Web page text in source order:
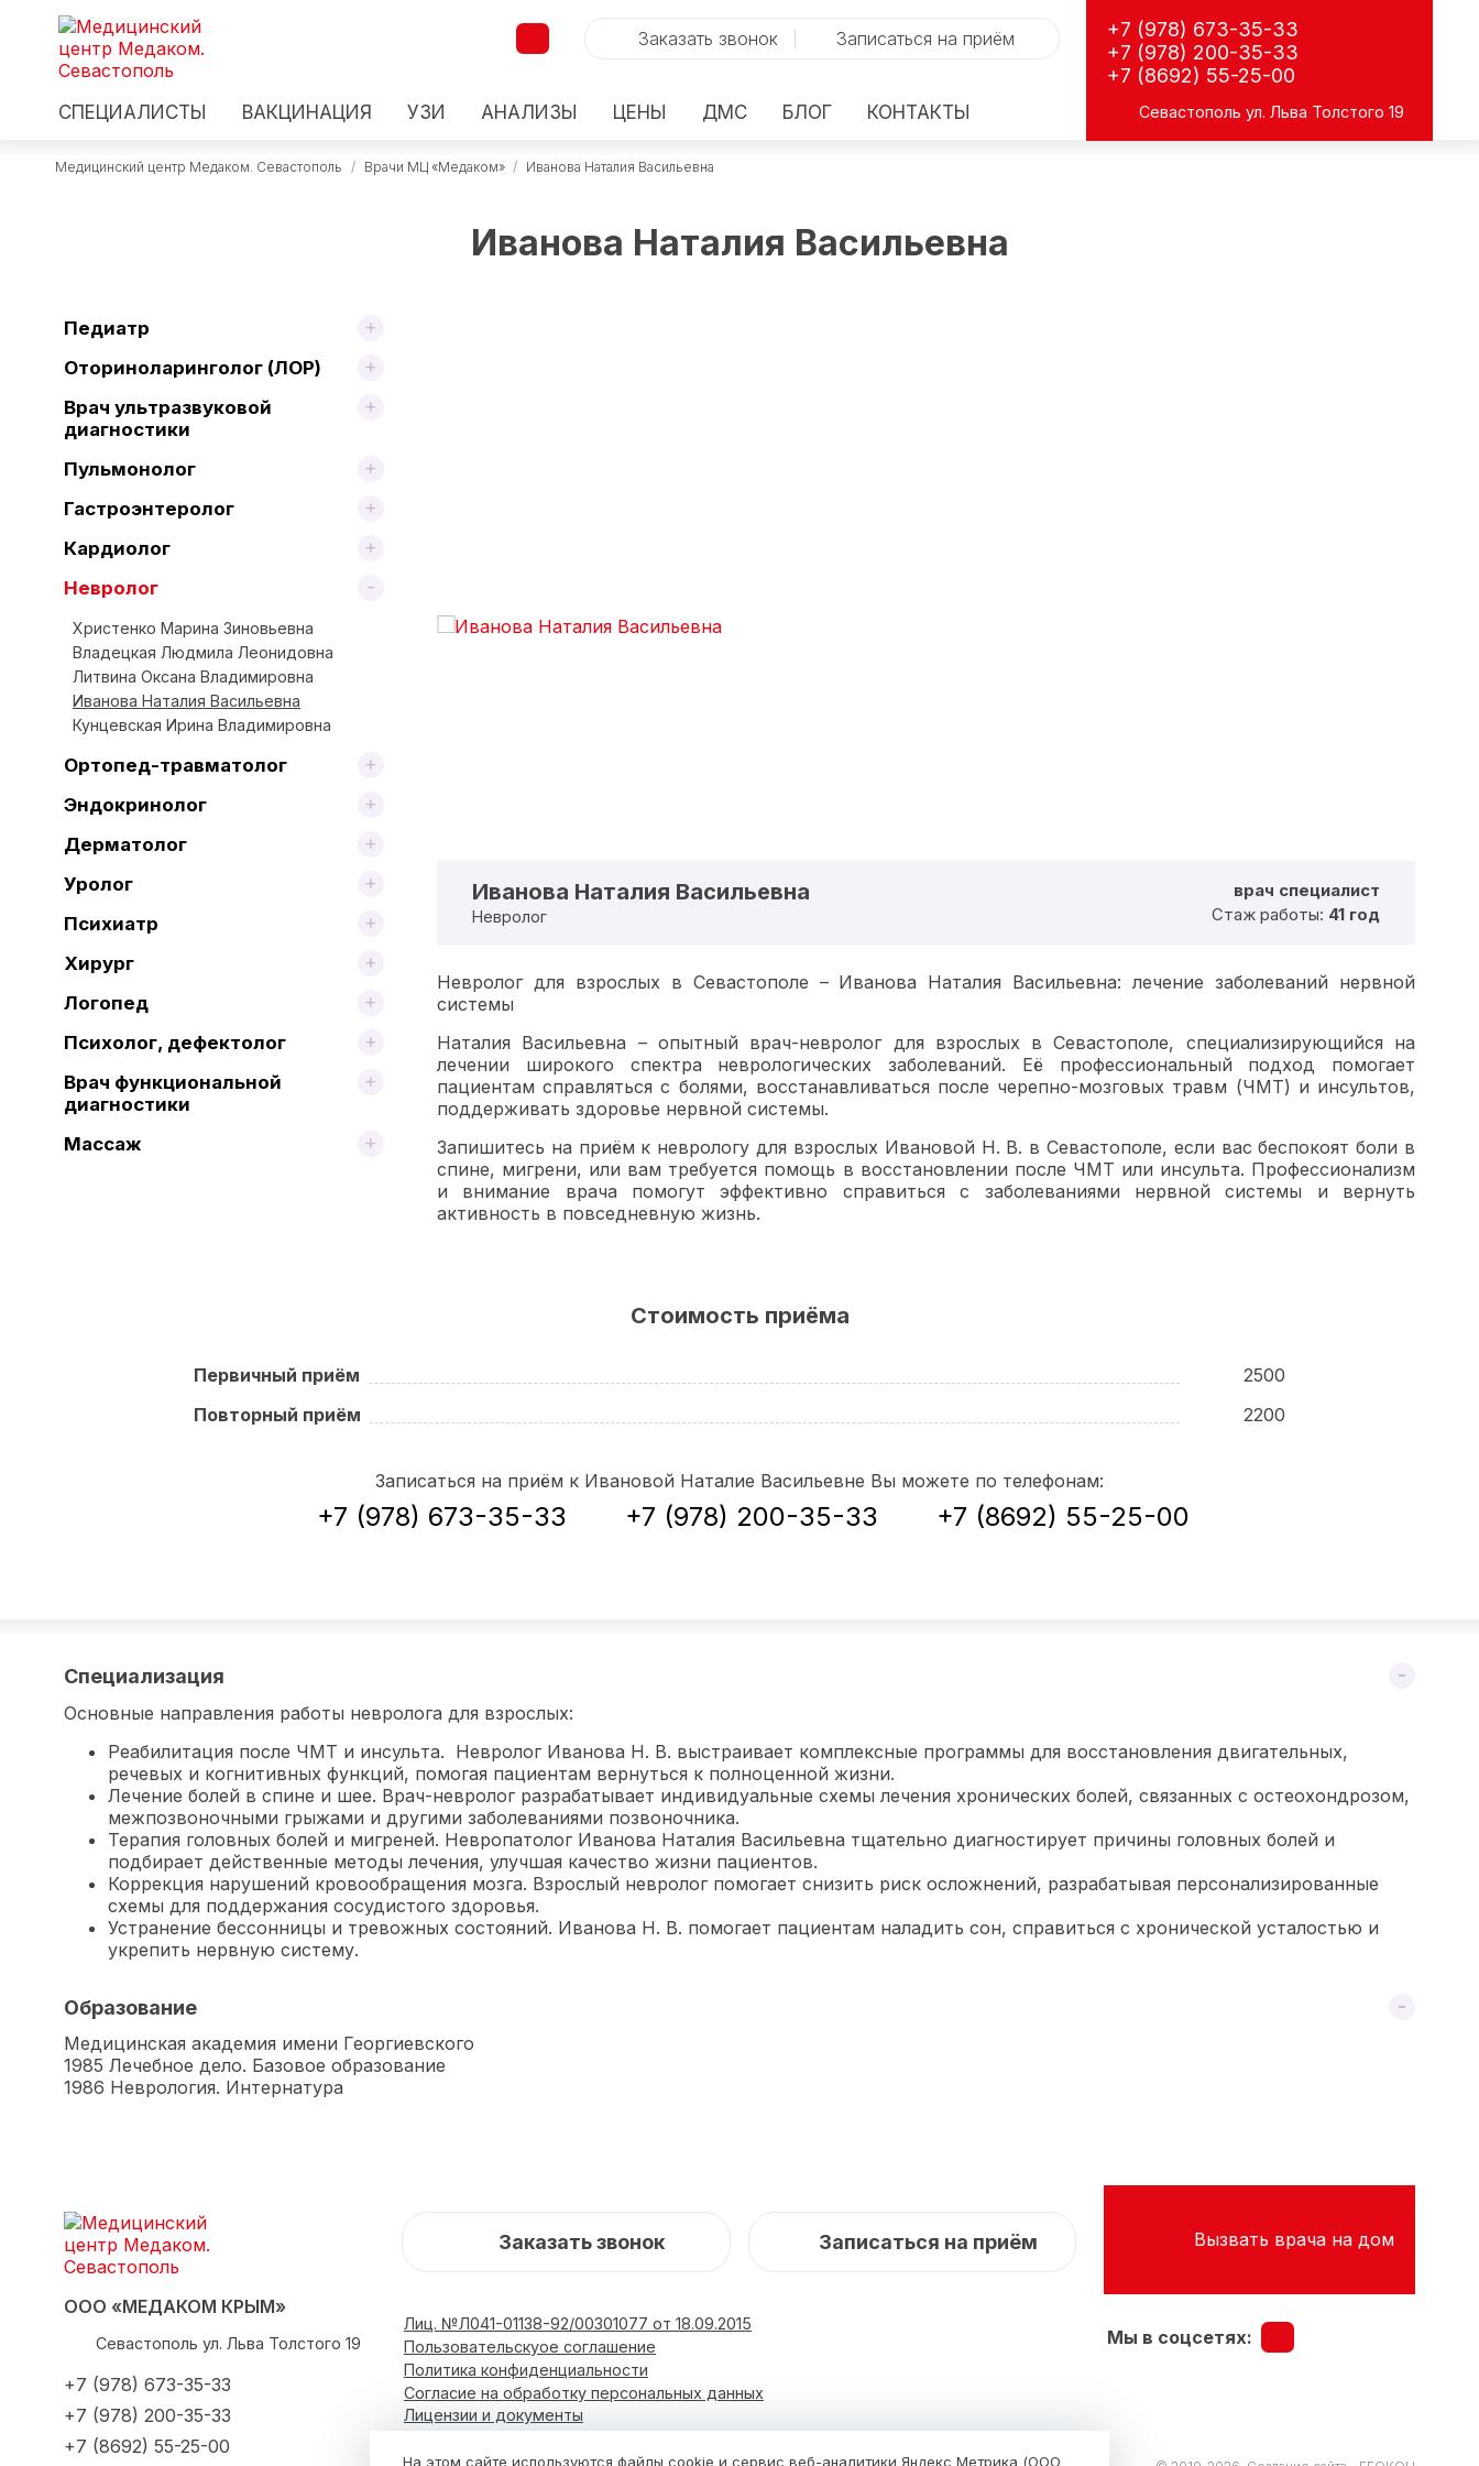
Заказать звонок Записаться на приём
СПЕЦИАЛИСТЫ ВАКЦИНАЦИЯ УЗИ АНАЛИЗЫ ЦЕНЫ ДМС БЛОГ КОНТАКТЫ
+7 (978) 673-35-33
+7 (978) 200-35-33
+7 (8692) 55-25-00
Севастополь ул. Льва Толстого 19
Медицинский центр Медаком. Севастополь / Врачи МЦ «Медаком» / Иванова Наталия Васильевна
Иванова Наталия Васильевна
Педиатр
Оториноларинголог (ЛОР)
Врач ультразвуковой
диагностики
Пульмонолог
Гастроэнтеролог
Кардиолог
Невролог
Христенко Марина Зиновьевна
Владецкая Людмила Леонидовна
Литвина Оксана Владимировна
Иванова Наталия Васильевна
Кунцевская Ирина Владимировна
Ортопед-травматолог
Эндокринолог
Дерматолог
Уролог
Психиатр
Хирург
Логопед
Психолог, дефектолог
Врач функциональной
диагностики
Массаж
Иванова Наталия Васильевна
Невролог
врач специалист
Стаж работы: 41 год
Невролог для взрослых в Севастополе – Иванова Наталия Васильевна: лечение заболеваний нервной
системы
Наталия Васильевна – опытный врач-невролог для взрослых в Севастополе, специализирующийся на
лечении широкого спектра неврологических заболеваний. Её профессиональный подход помогает
пациентам справляться с болями, восстанавливаться после черепно-мозговых травм (ЧМТ) и инсультов,
поддерживать здоровье нервной системы.
Запишитесь на приём к неврологу для взрослых Ивановой Н. В. в Севастополе, если вас беспокоят боли в
спине, мигрени, или вам требуется помощь в восстановлении после ЧМТ или инсульта. Профессионализм
и внимание врача помогут эффективно справиться с заболеваниями нервной системы и вернуть
активность в повседневную жизнь.
Стоимость приёма
Первичный приём
2500
Повторный приём
2200
Записаться на приём к Ивановой Наталие Васильевне Вы можете по телефонам:
+7 (978) 673-35-33 +7 (978) 200-35-33 +7 (8692) 55-25-00
Специализация
Основные направления работы невролога для взрослых:
Реабилитация после ЧМТ и инсульта. Невролог Иванова Н. В. выстраивает комплексные программы для восстановления двигательных,
речевых и когнитивных функций, помогая пациентам вернуться к полноценной жизни.
Лечение болей в спине и шее. Врач-невролог разрабатывает индивидуальные схемы лечения хронических болей, связанных с остеохондрозом,
межпозвоночными грыжами и другими заболеваниями позвоночника.
Терапия головных болей и мигреней. Невропатолог Иванова Наталия Васильевна тщательно диагностирует причины головных болей и
подбирает действенные методы лечения, улучшая качество жизни пациентов.
Коррекция нарушений кровообращения мозга. Взрослый невролог помогает снизить риск осложнений, разрабатывая персонализированные
схемы для поддержания сосудистого здоровья.
Устранение бессонницы и тревожных состояний. Иванова Н. В. помогает пациентам наладить сон, справиться с хронической усталостью и
укрепить нервную систему.
Образование
Медицинская академия имени Георгиевского
1985 Лечебное дело. Базовое образование
1986 Неврология. Интернатура
ООО «МЕДАКОМ КРЫМ»
Севастополь ул. Льва Толстого 19
+7 (978) 673-35-33
+7 (978) 200-35-33
+7 (8692) 55-25-00
Заказать звонок Записаться на приём Вызвать врача на дом
Лиц. №Л041-01138-92/00301077 от 18.09.2015
Пользовательскуое соглашение
Политика конфиденциальности
Согласие на обработку персональных данных
Лицензии и документы
Мы в соцсетях:
На этом сайте используются файлы cookie и сервис веб-аналитики Яндекс Метрика (ООО